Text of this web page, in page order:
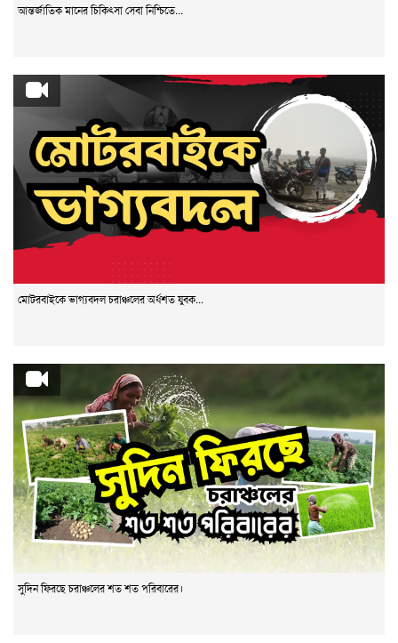
আন্তর্জাতিক মানের চিকিৎসা সেবা নিশ্চিতে...
মোটরবাইকে ভাগ্যবদল চরাঞ্চলের অর্ধশত যুবক...
সুদিন ফিরছে চরাঞ্চলের শত শত পরিবারের।